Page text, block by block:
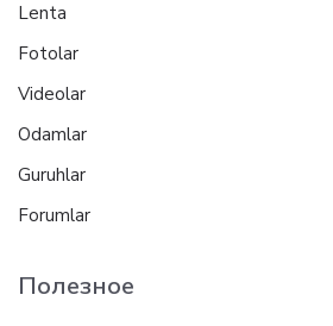
Lenta
Fotolar
Videolar
Odamlar
Guruhlar
Forumlar
Полезное